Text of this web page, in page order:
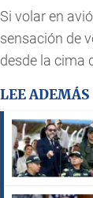
Si volar en
sensación de
desde la cima
LEE ADEMÁS